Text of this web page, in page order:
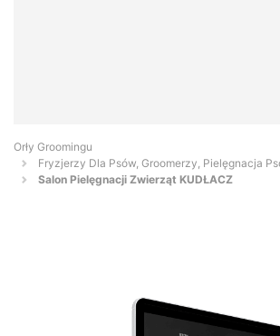
Orły Groomingu
Fryzjerzy Dla Psów, Groomerzy, Pielęgnacja
Salon Pielęgnacji Zwierząt KUDŁACZ